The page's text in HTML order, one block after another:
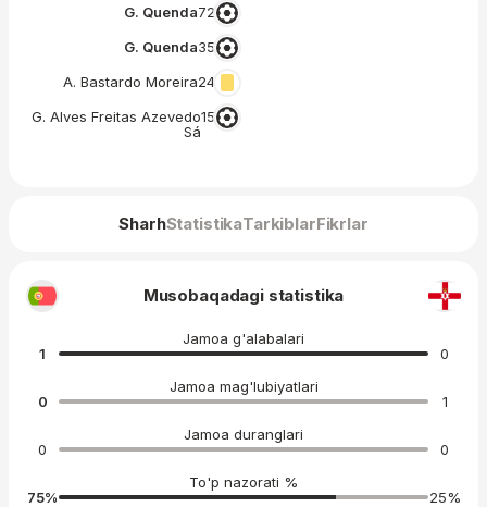
G. Quenda72′
G. Quenda35′
A. Bastardo Moreira24′
G. Alves Freitas Azevedo
Sá
15′
SharhStatistikaTarkiblarFikrlar
Musobaqadagi statistika
Jamoa g'alabalari
1
0
Jamoa mag'lubiyatlari
0
1
Jamoa duranglari
0
0
To'p nazorati %
75% 25%